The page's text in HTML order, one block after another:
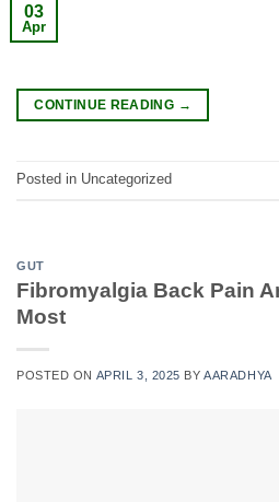
03
Apr
CONTINUE READING →
Posted in Uncategorized
GUT
Fibromyalgia Back Pain
Most
POSTED ON APRIL 3, 2025 BYAARADHYA